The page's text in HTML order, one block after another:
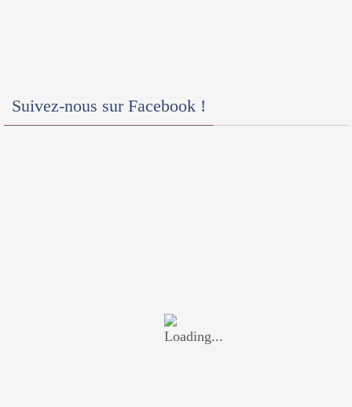
Suivez-nous sur Facebook !